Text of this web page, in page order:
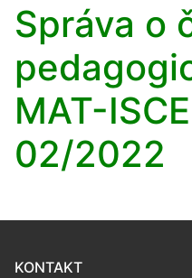
Správa o
MAT-
02/2022
KONTAKT